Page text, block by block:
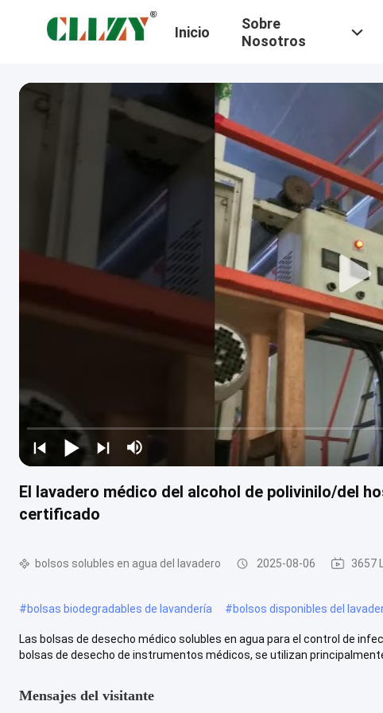
Inicio
Sobre
Nosotros
El lavadero médico del alcohol de polivinilo/del
certificado
bolsos solubles en agua del lavadero 2025-08-06 3657
#bolsas biodegradables de lavandería #bolsos disponibles del
Las bolsas de desecho médico solubles en agua para el control de
bolsas de desecho de instrumentos médicos, se utilizan principalmente
Mensajes del visitante